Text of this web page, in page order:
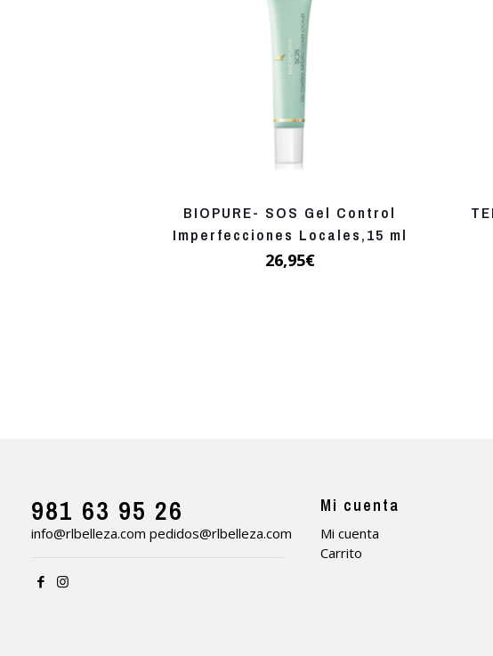
BIOPURE- SOS Gel Control
Imperfecciones Locales,15 ml
26,95€
981 63 95 26
info@rlbelleza.com pedidos@rlbelleza.com
Mi cuenta
Mi cuenta
Carrito